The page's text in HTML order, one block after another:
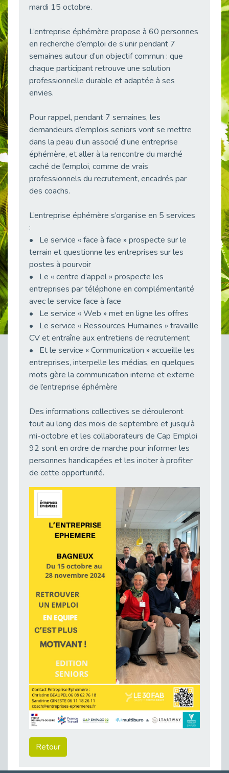
Fibromyalgie : Quand la douleur invisible s’invite au bureau
CAP EMPLOI 92 : L’inclusion portée à son sommet, bien au-delà des quotas
Publié le 12/05/2026
Publié le 04/05/2026
L'alternance : un tremplin vers l'emploi aussi pour les personnes en situation de handicap
Publié le 01/05/2026
Témoignage : Le parcours de Marc, 44 ans
Publié le 30/04/2026
Publié le 29/04/2026
Publié le 29/04/2026
Publié le 27/04/2026
Mobilisation pour l’alternance et le handicap
Publié le 24/04/2026
Handicap moteur et emploi : réussir ses recrutements vidéo
Publié le 23/04/2026
Témoignage : "Le maintien en emploi est un investissement, pas une contrainte."
Publié le 22/04/2026
L’équipe de Cap Emploi 92 s’agrandit : Bienvenue à Charmila, Khoudia et Fadila !
Publié le 20/04/2026
Publié le 20/04/2026
Emploi et Handicap : Une alliance de style entre Cap Emploi 92 et La Cravate Solidaire
Publié le 20/04/2026
Cap Emploi 92 s'engage pour la santé mentale : La formation PSSM au cœur de l'accompagnement
Publié le 13/04/2026
Publié le 13/04/2026
Publié le 11/04/2026
L’alternance pour tous : Cap Emploi 92 et Seine Ouest Entreprise et Emploi mobilisés à Boulogne-Billancourt
Transition Écologique : Les Cap Emploi 75,92 et 93 s’engagent pour un Numérique Responsable
Publié le 11/04/2026
Recrutement des seniors : Un levier de transformation pour les ETI franciliennes
Publié le 11/04/2026
"Dois-je préciser que je suis handicapé sur mon CV?"
Publié le 07/04/2026
Avril, mois de l’accompagnement dans l’emploi avec Cap emploi.
Publié le 01/04/2026
Publié le 31/03/2026
Publié le 31/03/2026
mardi 15 octobre.
L’entreprise éphémère propose à 60 personnes
en recherche d’emploi de s’unir pendant 7
semaines autour d’un objectif commun : que
chaque participant retrouve une solution
professionnelle durable et adaptée à ses
envies.
Pour rappel, pendant 7 semaines, les
demandeurs d’emplois seniors vont se mettre
dans la peau d’un associé d’une entreprise
éphémère, et aller à la rencontre du marché
caché de l’emploi, comme de vrais
professionnels du recrutement, encadrés par
des coachs.
L’entreprise éphémère s’organise en 5 services
:
• Le service « face à face » prospecte sur le
terrain et questionne les entreprises sur les
postes à pourvoir
• Le « centre d’appel » prospecte les
entreprises par téléphone en complémentarité
avec le service face à face
• Le service « Web » met en ligne les offres
• Le service « Ressources Humaines » travaille
CV et entraîne aux entretiens de recrutement
• Et le service « Communication » accueille les
entreprises, interpelle les médias, en quelques
mots gère la communication interne et externe
de l’entreprise éphémère
Des informations collectives se dérouleront
tout au long des mois de septembre et jusqu’à
mi-octobre et les collaborateurs de Cap Emploi
92 sont en ordre de marche pour informer les
personnes handicapées et les inciter à profiter
de cette opportunité.
Retour